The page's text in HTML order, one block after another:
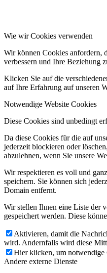
Wie wir Cookies verwenden
Wir können Cookies anfordern,
verbessern und Ihre Beziehung
Klicken Sie auf die
auf Ihre Erfahrung auf unseren
Notwendige Website Cookies
Diese Cookies sind unbedingt
Da diese Cookies für die auf
jederzeit blockieren oder
abzulehnen, wenn Sie unsere
Wir respektieren es voll und
speichern. Sie können sich
Domain entfernt.
Wir stellen Ihnen eine Liste der
gespeichert werden. Diese
Aktivieren, damit die
wird. Andernfalls wird diese
Hier klicken, um notwendige
Andere externe Dienste